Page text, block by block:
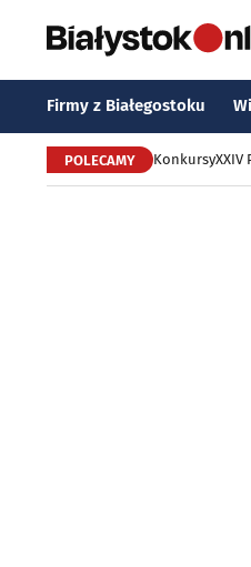
Firmy z Białegostoku
POLECAMY KonkursyXXIV